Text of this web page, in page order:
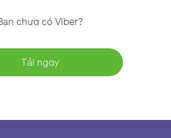
chưa có Viber?
Tải ngay